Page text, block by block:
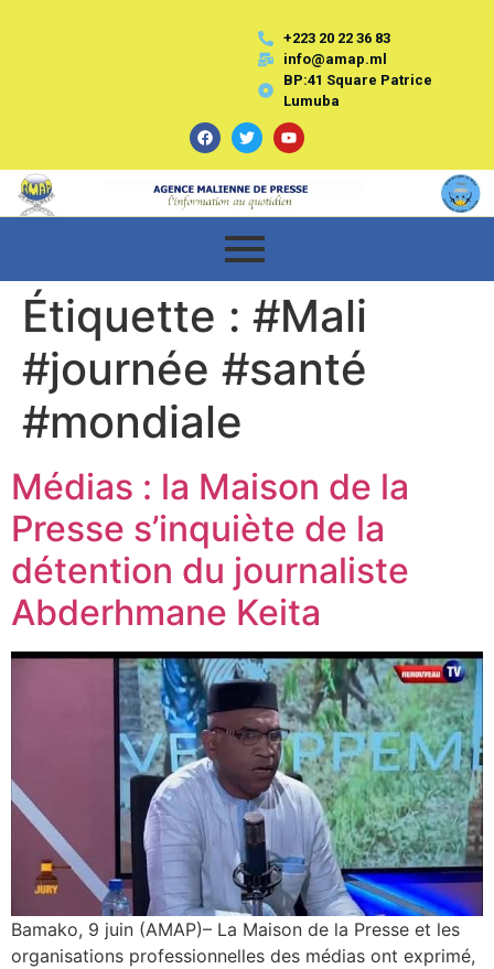
+223 20 22 36 83
info@amap.ml
BP:41 Square Patrice
Lumuba
Étiquette : #Mali
#journée #santé
#mondiale
Médias : la Maison de la
Presse s’inquiète de la
détention du journaliste
Abderhmane Keita
Bamako, 9 juin (AMAP)– La Maison de la Presse et les
organisations professionnelles des médias ont exprimé,